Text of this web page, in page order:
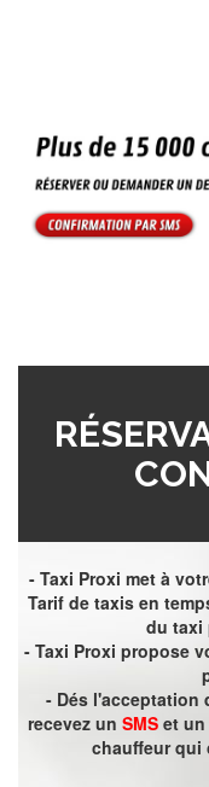
- Taxi Proxi met à
Tarif de taxis en
du taxi
- Taxi Proxi propose
- Dés l'acceptation
recevez un SMSet un
chauffeur qui